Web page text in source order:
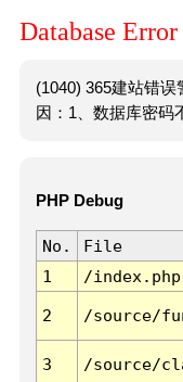
Database Error
(1040) 365建站错
因：1、数据库密码
PHP Debug
No. File
1
/index.php
2 /source/
3 /source/